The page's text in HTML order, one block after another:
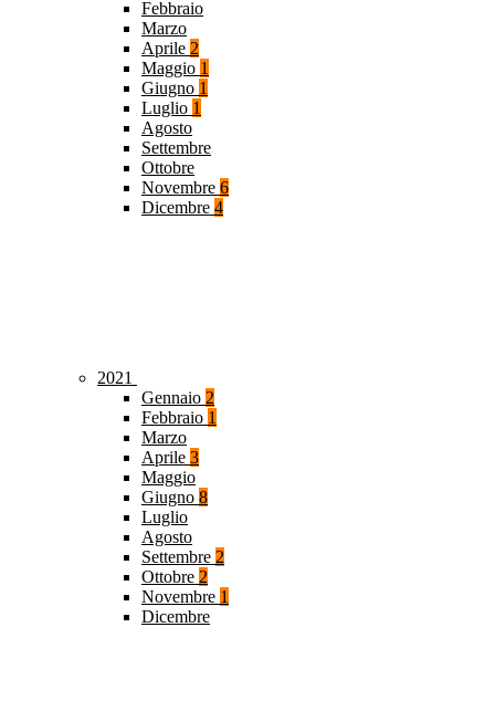
Febbraio
Marzo
Aprile 2
Maggio 1
Giugno 1
Luglio 1
Agosto
Settembre
Ottobre
Novembre 6
Dicembre 4
2021
Gennaio 2
Febbraio 1
Marzo
Aprile 3
Maggio
Giugno 8
Luglio
Agosto
Settembre 2
Ottobre 2
Novembre 1
Dicembre